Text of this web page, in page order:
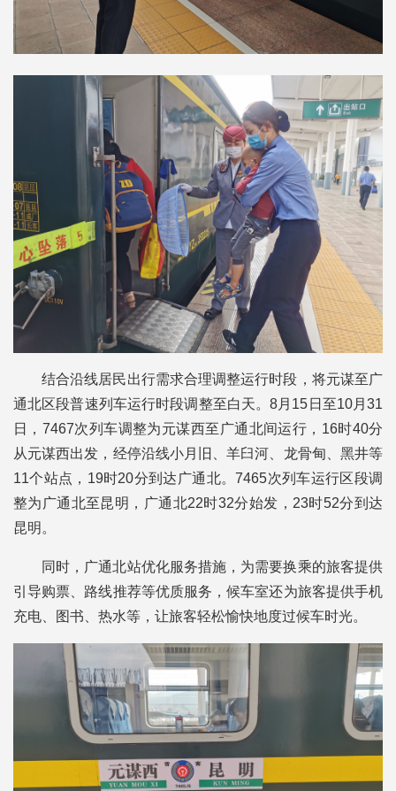
结合沿线居民出行需求合理调整运行时段，将元谋至广
通北区段普速列车运行时段调整至白天。8月15日至10月31
日，7467次列车调整为元谋西至广通北间运行，16时40分
从元谋西出发，经停沿线小月旧、羊臼河、龙骨甸、黑井等
11个站点，19时20分到达广通北。7465次列车运行区段调
整为广通北至昆明，广通北22时32分始发，23时52分到达
昆明。
同时，广通北站优化服务措施，为需要换乘的旅客提供
引导购票、路线推荐等优质服务，候车室还为旅客提供手机
充电、图书、热水等，让旅客轻松愉快地度过候车时光。